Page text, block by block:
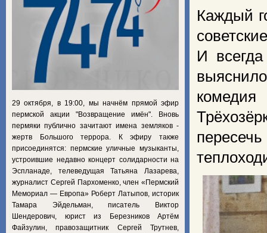
Каждый
И
29 октября, в 19:00, мы начнём прямой эфир
пермской акции "Возвращение имён". Вновь
пермяки публично зачитают имена земляков -
жертв Большого террора. К эфиру также
присоединятся: пермские уличные музыканты,
устроившие недавно концерт солидарности на
Эспланаде, телеведущая Татьяна Лазарева,
журналист Сергей Пархоменко, член «Пермский
Мемориал — Европа» Роберт Латыпов, историк
Тамара Эйдельман, писатель Виктор
Шендерович, юрист из Березников Артём
Файзулин, правозащитник Сергей Трутнев,